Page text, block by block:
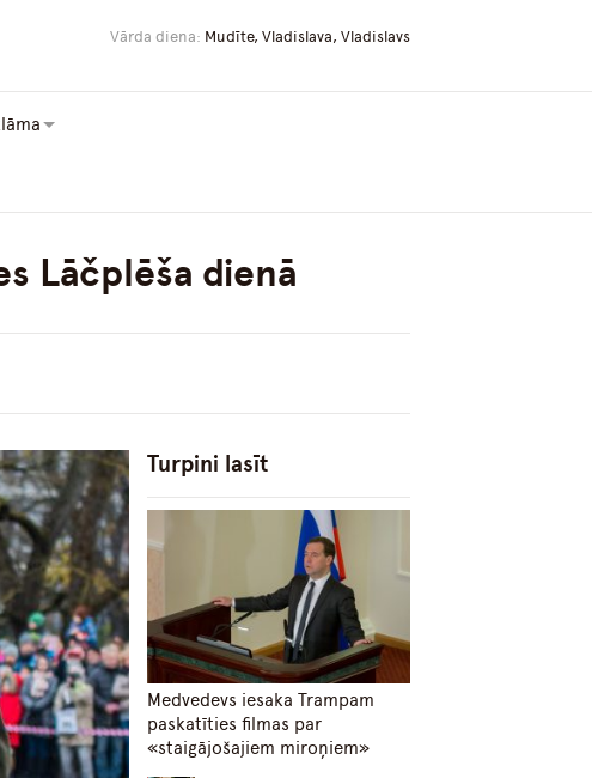
Vārda diena: Mudīte, Vladislava, Vladislavs
Lāčplēša dienā
Turpini lasīt
Medvedevs iesaka Trampam
paskatīties filmas par
«staigājošajiem miroņiem»